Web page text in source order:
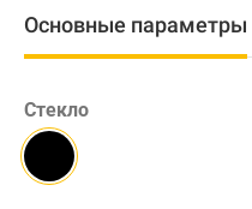
Основные параметры
Стекло